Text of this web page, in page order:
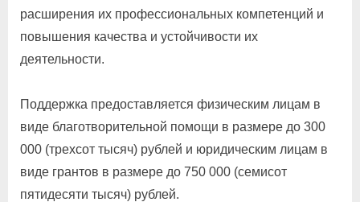
расширения их профессиональных компетенций и
повышения качества и устойчивости их
деятельности.
Поддержка предоставляется физическим лицам в
виде благотворительной помощи в размере до 300
000 (трехсот тысяч) рублей и юридическим лицам в
виде грантов в размере до 750 000 (семисот
пятидесяти тысяч) рублей.